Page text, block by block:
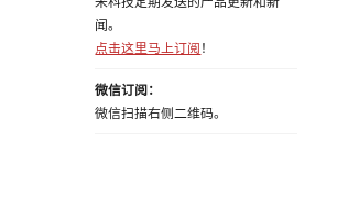
闻。
点击这里马上订阅 ！
微信订阅：
微信扫描右侧二维码。